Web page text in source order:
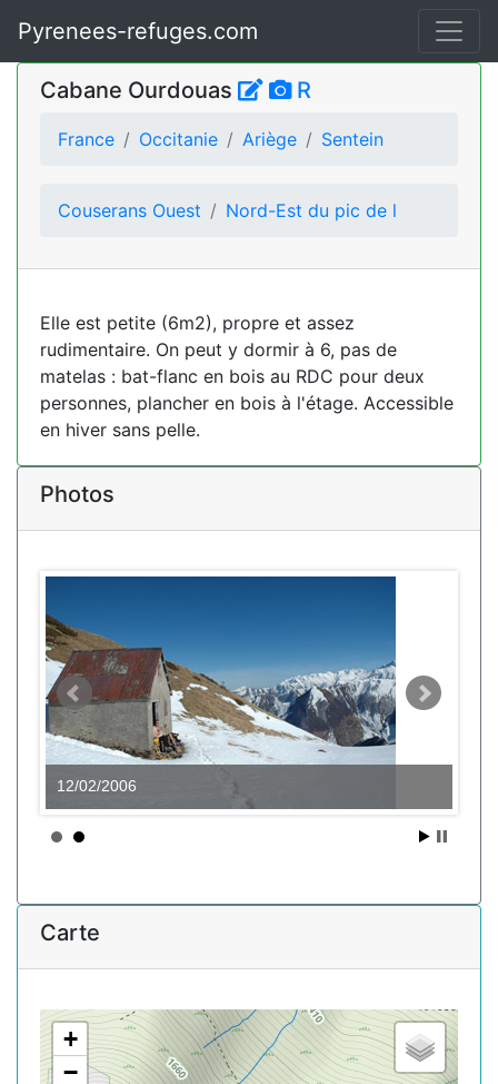
Pyrenees-refuges.com
Cabane Ourdouas R
France Occitanie Ariège Sentein
Couserans Ouest Nord-Est du pic de l
Elle est petite (6m2), propre et assez
rudimentaire. On peut y dormir à 6, pas de
matelas : bat-flanc en bois au RDC pour deux
personnes, plancher en bois à l'étage. Accessible
en hiver sans pelle.
Photos
12/02/2006
Carte
+
−